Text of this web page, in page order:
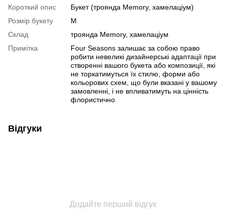
Короткий опис
Букет (троянда Memory, хамелаціум)
Розмір букету
M
Склад
троянда Memory, хамелаціум
Примітка
Four Seasons залишає за собою право
робити невеликі дизайнерські адаптації при
створенні вашого букета або композиції, які
не торкатимуться їх стилю, форми або
кольорових схем, що були вказані у вашому
замовленні, і не впливатимуть на цінність
флористично
Відгуки
Додайте перший відгук